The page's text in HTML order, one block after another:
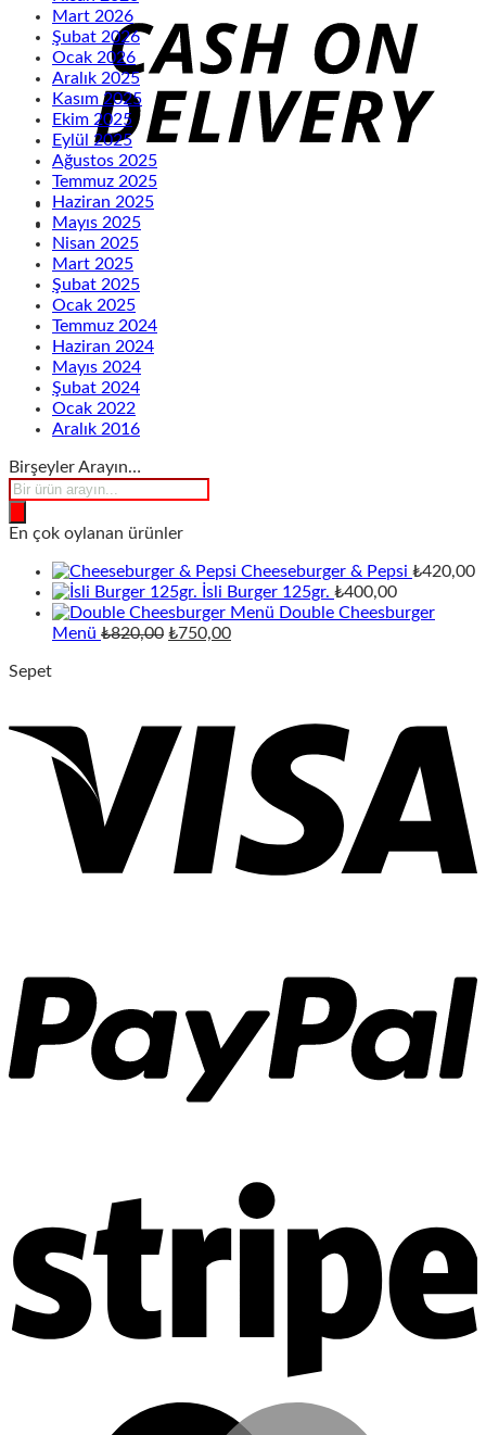
Mart 2026
Şubat 2026
Ocak 2026
Aralık 2025
Kasım 2025
Ekim 2025
Eylül 2025
Ağustos 2025
Temmuz 2025
Haziran 2025
Mayıs 2025
Nisan 2025
Mart 2025
Şubat 2025
Ocak 2025
Temmuz 2024
Haziran 2024
Mayıs 2024
Şubat 2024
Ocak 2022
Aralık 2016
Birşeyler Arayın…
Products
search
En çok oylanan ürünler
Cheeseburger & Pepsi ₺420,00
İsli Burger 125gr. ₺400,00
Double Cheesburger
Menü ₺820,00 Orijinal
₺750,00Şu
Sepet